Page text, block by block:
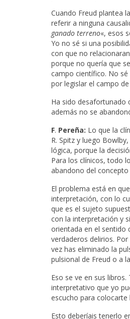
Cuando Freud plantea
referir a ninguna
ganado terreno«, esos
Yo no sé si una
con que no
porque no quería que
campo científico. No
por legislar el campo
Ha sido desafortunado
además no se
F. Pereña: Lo que la
R. Spitz y luego
lógica, porque la
Para los clínicos, todo
abandono del
El problema está en
interpretación, con lo
que es el sujeto
con la interpretación y
orientada en el sentido
verdaderos delirios.
vez has eliminado la
pulsional de Freud o a
Eso se ve en sus
interpretativo que yo
escucho para
Esto deberíais tenerlo